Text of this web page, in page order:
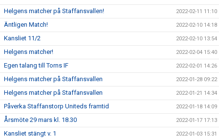
Helgens matcher på Staffansvallen! 2022-02-11 11:10
Äntligen Match! 2022-02-10 14:18
Kansliet 11/2 2022-02-10 13:54
Helgens matcher! 2022-02-04 15:40
Egen talang till Torns IF 2022-02-01 14:26
Helgens matcher på Staffansvallen 2022-01-28 09:22
Helgens matcher på Staffansvallen 2022-01-21 14:34
Påverka Staffanstorp Uniteds framtid 2022-01-18 14:09
Årsmöte 29 mars kl. 18.30 2022-01-17 17:13
Kansliet stängt v. 1 2022-01-03 15:31